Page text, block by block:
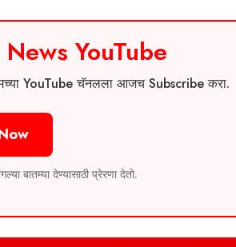
YouTube
YouTube चॅनलला आजच Subscribe करा.
बातम्या देण्यासाठी प्रेरणा देतो.